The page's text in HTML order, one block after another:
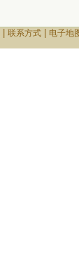
联系方式| 电子地